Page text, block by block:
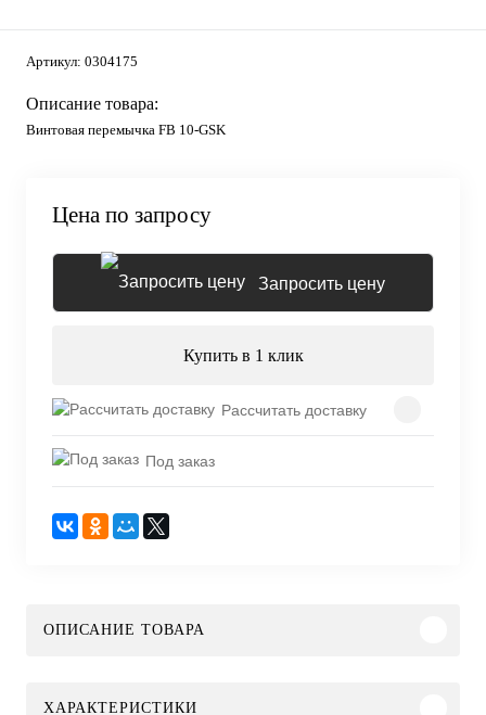
Артикул: 0304175
Описание товара:
Винтовая перемычка FB 10-GSK
Цена по запросу
Запросить цену
Купить в 1 клик
Рассчитать доставку
Под заказ
ОПИСАНИЕ ТОВАРА
ХАРАКТЕРИСТИКИ